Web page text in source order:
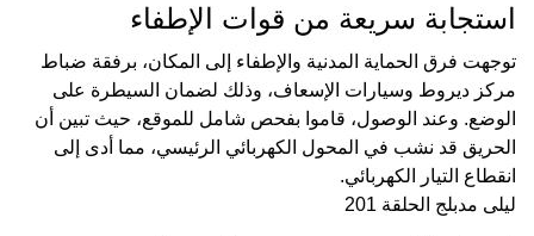
استجابة سريعة من قوات الإطفاء
توجهت فرق الحماية المدنية والإطفاء إلى المكان، برفقة ضباط
مركز ديروط وسيارات الإسعاف، وذلك لضمان السيطرة على
الوضع. وعند الوصول، قاموا بفحص شامل للموقع، حيث تبين أن
الحريق قد نشب في المحول الكهربائي الرئيسي، مما أدى إلى
انقطاع التيار الكهربائي.
ليلى مدبلج الحلقة 201